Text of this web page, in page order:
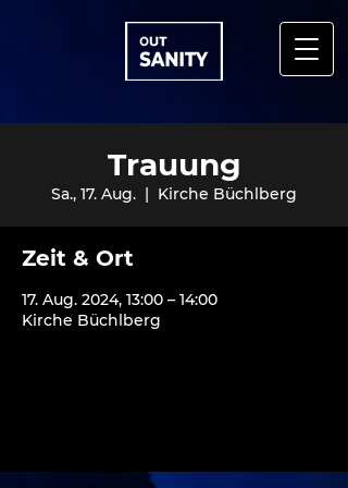
Trauung
Sa., 17. Aug.
  |
Kirche Büchlberg
Zeit & Ort
17. Aug. 2024, 13:00 – 14:00
Kirche Büchlberg